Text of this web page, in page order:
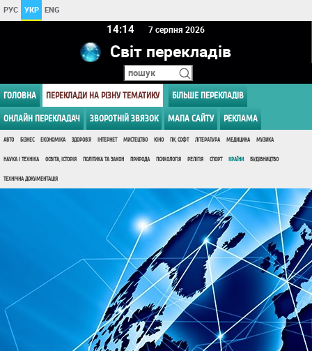
РУС УКР ENG
14 14 7 серпня 2026
Світ перекладів
ГОЛОВНА ПЕРЕКЛАДИ НА РІЗНУ ТЕМАТИКУ БІЛЬШЕ ПЕРЕКЛАДІВ
ОНЛАЙН ПЕРЕКЛАДАЧ ЗВОРОТНІЙ ЗВЯЗОК МАПА САЙТУ РЕКЛАМА
АВТО БІЗНЕС ЕКОНОМІКА ЗДОРОВ'Я ІНТЕРНЕТ МИСТЕЦТВО КІНО ПК, СОФТ ЛІТЕРАТУРА МЕДИЦИНА МУЗИКА
НАУКА І ТЕХНІКА ОСВІТА, ІСТОРІЯ ПОЛІТИКА ТА ЗАКОН ПРИРОДА ПСИХОЛОГІЯ РЕЛІГІЯ СПОРТ КРАЇНИ БУДІВНИЦТВО
ТЕХНІЧНА ДОКУМЕНТАЦІЯ